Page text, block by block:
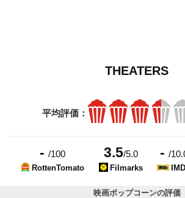
THEATERS
平均評価：
- /100
RottenTomato
3.5/5.0
Filmarks
- /
映画ポップコーンの評価